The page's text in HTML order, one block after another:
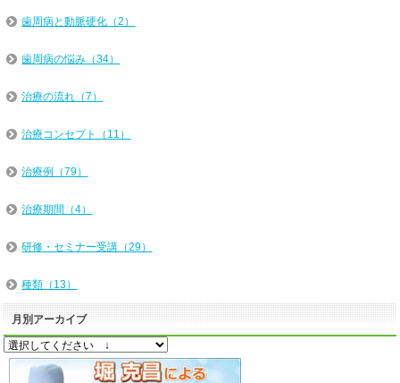
歯周病と動脈硬化（2）
歯周病の悩み（34）
治療の流れ（7）
治療コンセプト（11）
治療例（79）
治療期間（4）
研修・セミナー受講（29）
種類（13）
月別アーカイブ